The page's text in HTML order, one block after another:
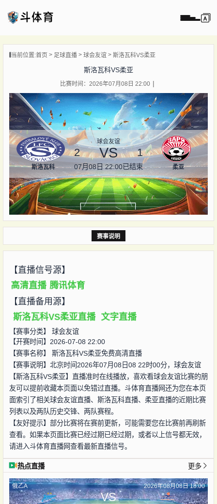
播
像
闻
当前位置:首页 足球直播 球会友谊 斯洛瓦科VS柔亚
斯洛瓦科VS柔亚
比赛时间：2026年07月08日 22:00
斯洛瓦科
球会友谊
2 VS 1
07月08日 22:00已结束 柔亚
赛事说明
【直播信号源】
高清直播 腾讯体育
【直播备用源】
斯洛瓦科VS柔亚直播 文字直播
【赛事分类】 球会友谊
【开赛时间】2026-07-08 22:00
【赛事名称】 斯洛瓦科VS柔亚免费高清直播
【赛事说明】北京时间2026年07月08日08 22时00分，球会友谊
【斯洛瓦科VS柔亚】直播准时在线播放，喜欢看球会友谊比赛的朋
友可以提前收藏本页面以免错过直播。斗体育直播网还为您在本页
面索引了相关球会友谊直播、斯洛瓦科直播、柔亚直播的近期比赛
列表以及两队历史交锋、两队赛程。
【友好提示】部分比赛将在赛前更新，可能需要您在比赛前再刷新
查看。如果本页面比赛已经过期已经过期，或者以上信号都无效，
请进入斗体育直播网查看最新直播信号。
热点直播 更多
俄乙A 2026年08月08日 18:00
VS